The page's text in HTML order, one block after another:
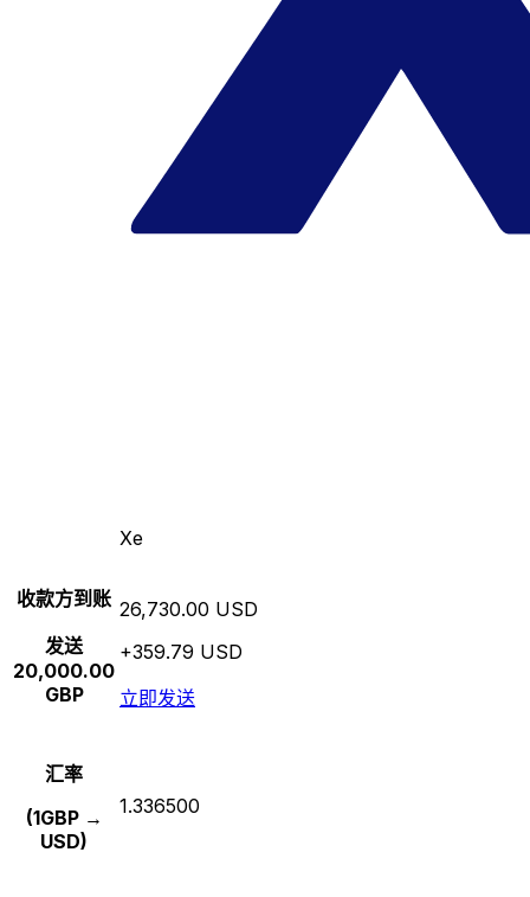
Xe
收款方到账
发送
20,000.00
GBP
26,730.00 USD
+359.79 USD
立即发送
汇率
(1GBP →
USD)
1.336500